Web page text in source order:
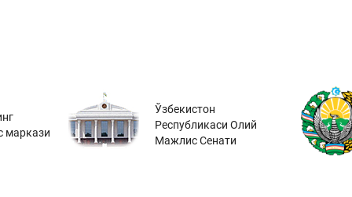
маркази
Ўзбекистон
Республикаси Олий
Мажлис Сенати